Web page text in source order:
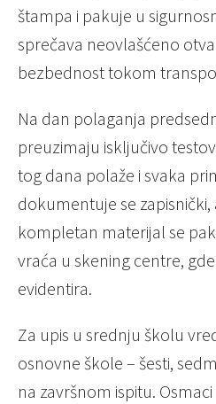
štampa i pakuje u
sprečava neovlašćeno
bezbednost tokom
Na dan polaganja
preuzimaju isključivo
tog dana polaže i svaka
dokumentuje se zapisnički,
kompletan materijal se
vraća u skening centre,
evidentira.
Za upis u srednju školu
osnovne škole – šesti,
na završnom ispitu.